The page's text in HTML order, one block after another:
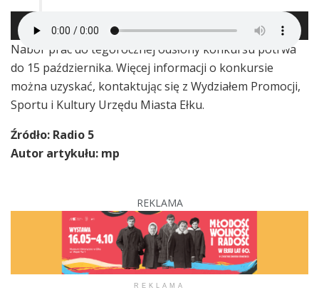
Nabór prac do tegorocznej odsłony konkursu potrwa
do 15 października. Więcej informacji o konkursie
można uzyskać, kontaktując się z Wydziałem Promocji,
Sportu i Kultury Urzędu Miasta Ełku.
Źródło: Radio 5
Autor artykułu: mp
REKLAMA
REKLAMA